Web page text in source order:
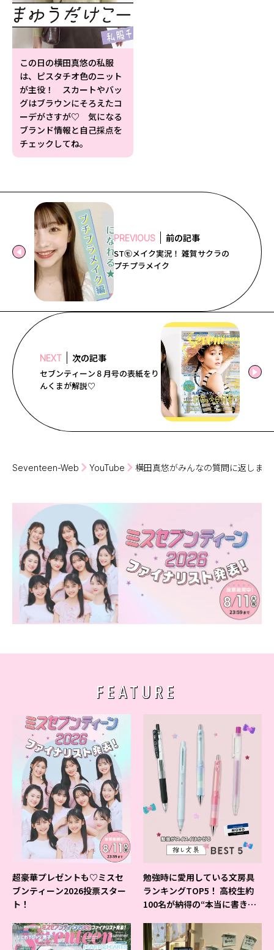
この日の横田真悠の私服
は、ピスタチオ色のニット
が主役！ スカートやバッ
グはブラウンにそろえたコ
ーデがさすが♡ 気になる
ブランド情報と自己採点を
チェックしてね。
PREVIOUS 前の記事
ST㋲メイク実況！ 雑賀サクラの
プチプラメイク
NEXT 次の記事
セブンティーン８月号の表紙をり
んくまが解説♡
Seventeen-Web YouTube 横田真悠がみんなの質問に返しま
FEATURE
超豪華プレゼントも♡ミスセ
ブンティーン2026投票スター
ト！
勉強時に愛用している文房具
ランキングTOP5！ 高校生約
100名が納得の“本当に書きや